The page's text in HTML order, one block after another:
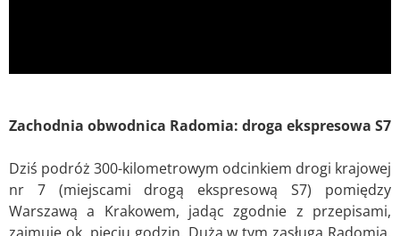
Zachodnia obwodnica Radomia: droga ekspresowa S7
Dziś podróż 300-kilometrowym odcinkiem drogi krajowej
nr 7 (miejscami drogą ekspresową S7) pomiędzy
Warszawą a Krakowem, jadąc zgodnie z przepisami,